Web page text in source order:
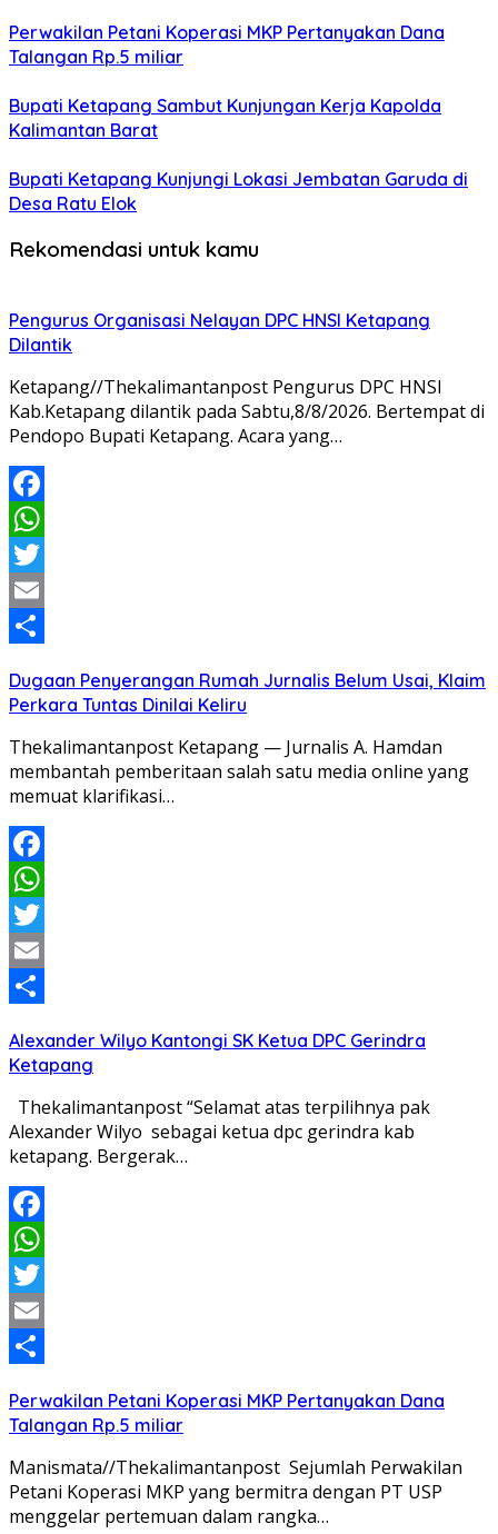
Perwakilan Petani Koperasi MKP Pertanyakan Dana
Talangan Rp.5 miliar
Bupati Ketapang Sambut Kunjungan Kerja Kapolda
Kalimantan Barat
Bupati Ketapang Kunjungi Lokasi Jembatan Garuda di
Desa Ratu Elok
Rekomendasi untuk kamu
Pengurus Organisasi Nelayan DPC HNSI Ketapang
Dilantik
Ketapang//Thekalimantanpost Pengurus DPC HNSI
Kab.Ketapang dilantik pada Sabtu,8/8/2026. Bertempat di
Pendopo Bupati Ketapang. Acara yang…
Facebook
WhatsApp
Twitter
Email
Dugaan Penyerangan Rumah Jurnalis Belum Usai, Klaim
Perkara Tuntas Dinilai Keliru
Thekalimantanpost Ketapang — Jurnalis A. Hamdan
membantah pemberitaan salah satu media online yang
memuat klarifikasi…
Facebook
WhatsApp
Twitter
Email
Alexander Wilyo Kantongi SK Ketua DPC Gerindra
Ketapang
Thekalimantanpost “Selamat atas terpilihnya pak
Alexander Wilyo sebagai ketua dpc gerindra kab
ketapang. Bergerak…
Facebook
WhatsApp
Twitter
Email
Perwakilan Petani Koperasi MKP Pertanyakan Dana
Talangan Rp.5 miliar
Manismata//Thekalimantanpost Sejumlah Perwakilan
Petani Koperasi MKP yang bermitra dengan PT USP
menggelar pertemuan dalam rangka…